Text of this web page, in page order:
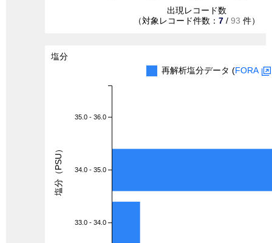
出現レコード数
（対象レコード件数： 7 / 93 件）
塩分
再解析塩分データ (FORA
35.0 - 36.0
34.0 - 35.0
33.0 - 34.0
塩分（PSU）